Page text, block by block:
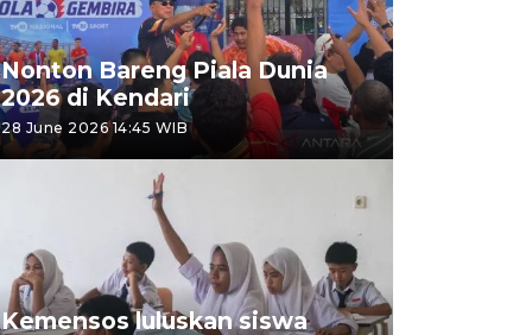
Nonton Bareng Piala Dunia
2026 di Kendari
28 June 2026 14:45 WIB
Kemensos luluskan siswa